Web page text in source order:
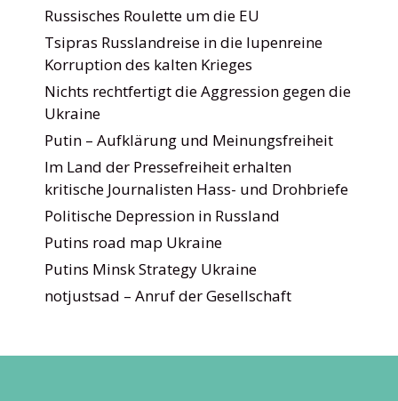
Russisches Roulette um die EU
Tsipras Russlandreise in die lupenreine
Korruption des kalten Krieges
Nichts rechtfertigt die Aggression gegen die
Ukraine
Putin – Aufklärung und Meinungsfreiheit
Im Land der Pressefreiheit erhalten
kritische Journalisten Hass- und Drohbriefe
Politische Depression in Russland
Putins road map Ukraine
Putins Minsk Strategy Ukraine
notjustsad – Anruf der Gesellschaft